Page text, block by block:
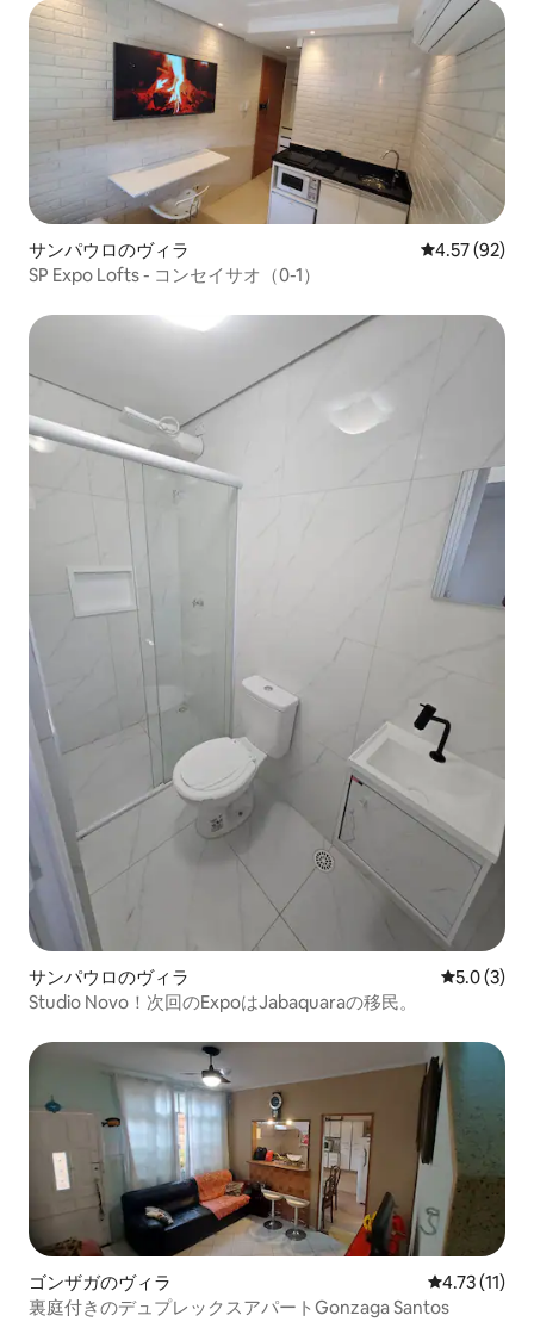
サンパウロのヴィラ レビュー92
4.57 (92)
SP Expo Lofts - コンセイサオ（0-1）
サンパウロのヴィラ レビュー3
5.0 (3)
Studio Novo！次回のExpoはJabaquaraの移民。
ゴンザガのヴィラ レビュー11
4.73 (11)
裏庭付きのデュプレックスアパートGonzaga Santos